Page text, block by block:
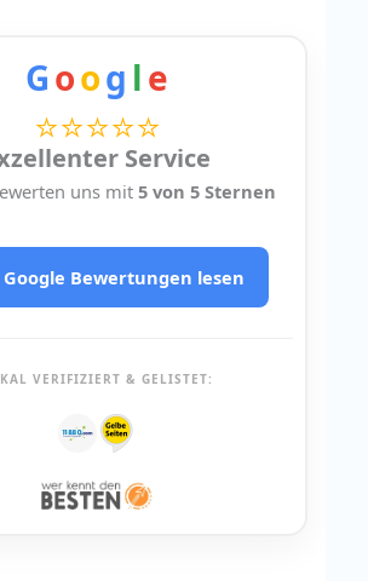
Goog le
⭐⭐⭐⭐⭐
Service
uns mit 5 von 5 Sternen
Google Bewertungen lesen
VERIFIZIERT & GELISTET: